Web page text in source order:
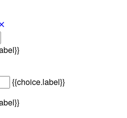
{{choice.label}}